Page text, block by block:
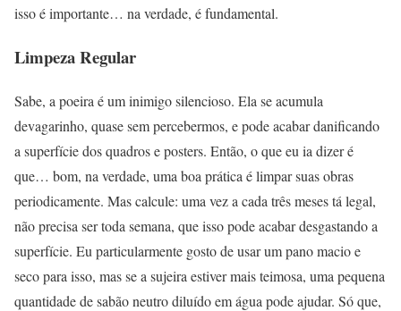
isso é importante… na verdade, é fundamental.
Limpeza Regular
Sabe, a poeira é um inimigo silencioso. Ela se acumula
devagarinho, quase sem percebermos, e pode acabar danificando
a superfície dos quadros e posters. Então, o que eu ia dizer é
que… bom, na verdade, uma boa prática é limpar suas obras
periodicamente. Mas calcule: uma vez a cada três meses tá legal,
não precisa ser toda semana, que isso pode acabar desgastando a
superfície. Eu particularmente gosto de usar um pano macio e
seco para isso, mas se a sujeira estiver mais teimosa, uma pequena
quantidade de sabão neutro diluído em água pode ajudar. Só que,